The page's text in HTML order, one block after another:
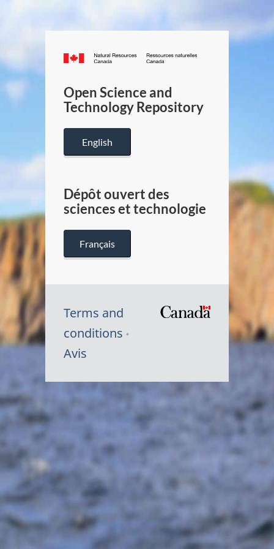
Canada.ca
/
Canada
Open Science and
Technology Repository
English
Dépôt ouvert des
sciences et technologie
Français
Terms and
conditions
Avis
Symbole
Canada